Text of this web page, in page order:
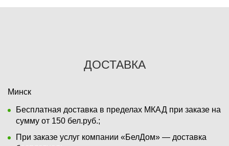
ДОСТАВКА
Минск
Бесплатная доставка в пределах МКАД при заказе на
сумму от 150 бел.руб.;
При заказе услуг компании «БелДом» — доставка